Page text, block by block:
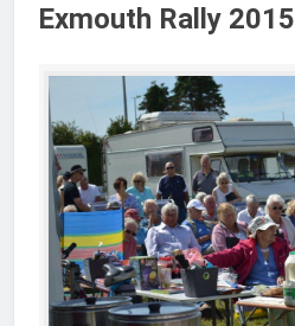
Exmouth Rally 2015